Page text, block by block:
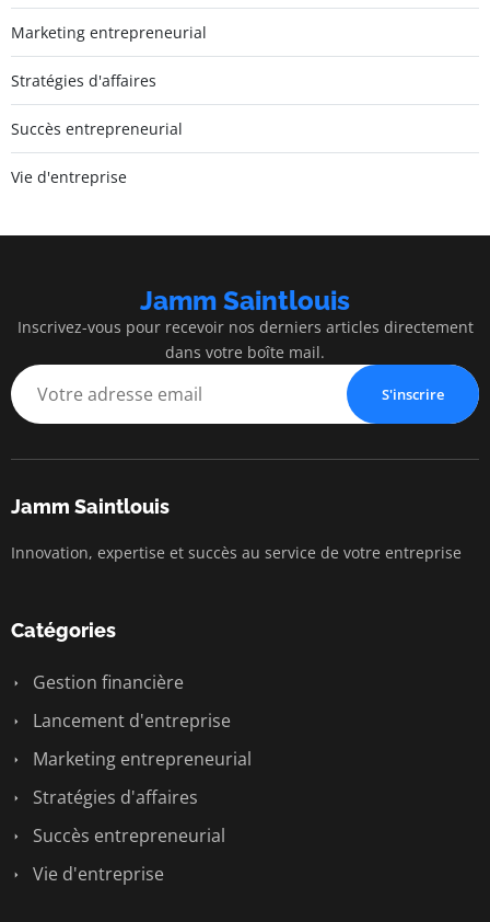
Marketing entrepreneurial
Stratégies d'affaires
Succès entrepreneurial
Vie d'entreprise
Jamm Saintlouis
Inscrivez-vous pour recevoir nos derniers articles directement
dans votre boîte mail.
S'inscrire
Jamm Saintlouis
Innovation, expertise et succès au service de votre entreprise
Catégories
Gestion financière
Lancement d'entreprise
Marketing entrepreneurial
Stratégies d'affaires
Succès entrepreneurial
Vie d'entreprise